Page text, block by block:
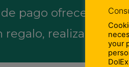
pago ofrecen una
regalo, realizar una
your